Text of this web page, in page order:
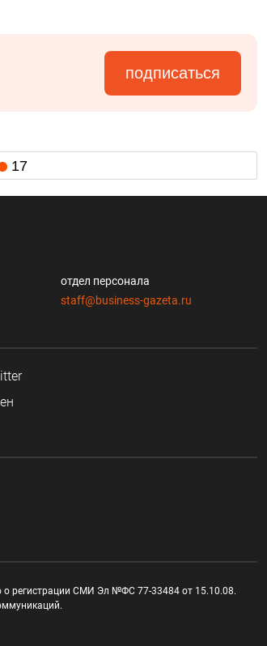
подписаться
17
отдел персонала
staff@business-gazeta.ru
о регистрации СМИ Эл №ФС 77-33484 от 15.10.08.